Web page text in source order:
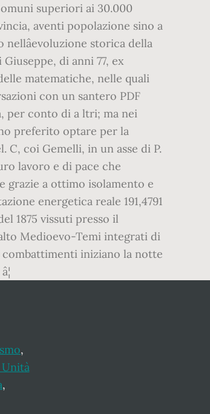
superiori ai 30.000
aventi popolazione sino a
storica della
di anni 77, ex
matematiche, nelle quali
con un santero PDF
per conto di a ltri; ma nei
preferito optare per la
C, coi Gemelli, in un asse di P.
lavoro e di pace che
grazie a ottimo isolamento e
energetica reale 191,4791
1875 vissuti presso il
alto Medioevo-Temi integrati di
i combattimenti iniziano la notte
,
,